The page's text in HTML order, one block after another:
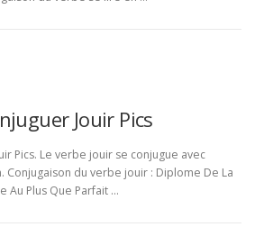
Jouir Pics
Pics. Le verbe jouir se conjugue avec
Conjugaison du verbe jouir : Diplome De La
Au Plus Que Parfait …